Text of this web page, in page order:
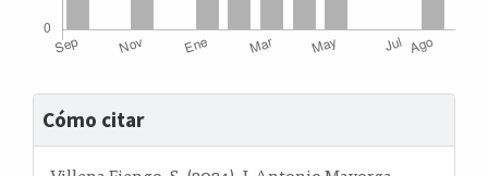
Detalles
del
artículo
Cómo citar